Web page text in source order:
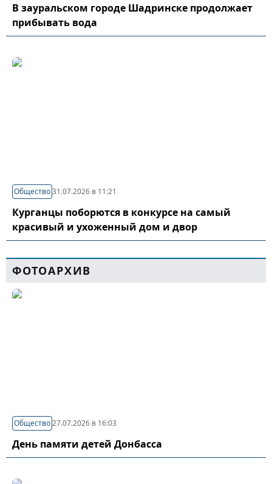
В зауральском городе Шадринске продолжает
прибывать вода
Общество31.07.2026 в 11:21
Курганцы поборются в конкурсе на самый
красивый и ухоженный дом и двор
ФОТОАРХИВ
Общество27.07.2026 в 16:03
День памяти детей Донбасса